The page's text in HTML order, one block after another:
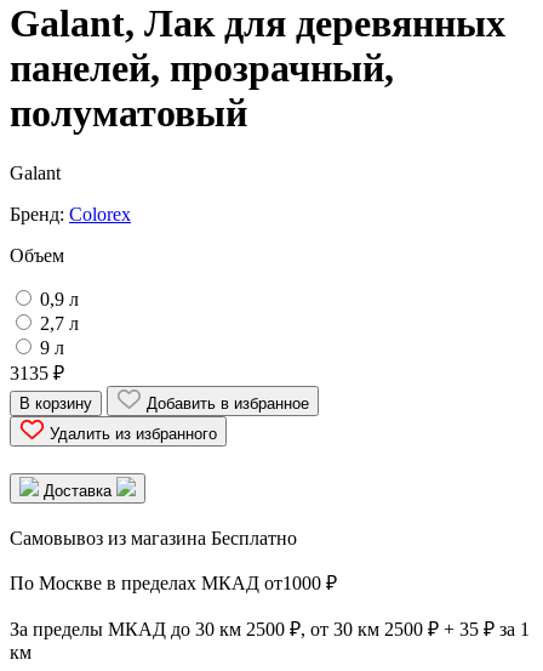
Galant, Лак для деревянных
панелей, прозрачный,
полуматовый
Galant
Бренд: Colorex
Объем
0,9 л
2,7 л
9 л
3135 ₽
В корзину
Добавить в избранное
Удалить из избранного
Доставка
Самовывоз из магазина Бесплатно
По Москве в пределах МКАД от1000 ₽
За пределы МКАД до 30 км 2500 ₽, от 30 км 2500 ₽ + 35 ₽ за 1
км